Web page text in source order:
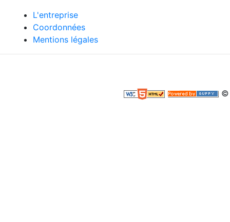
L'entreprise
Coordonnées
Mentions légales
©